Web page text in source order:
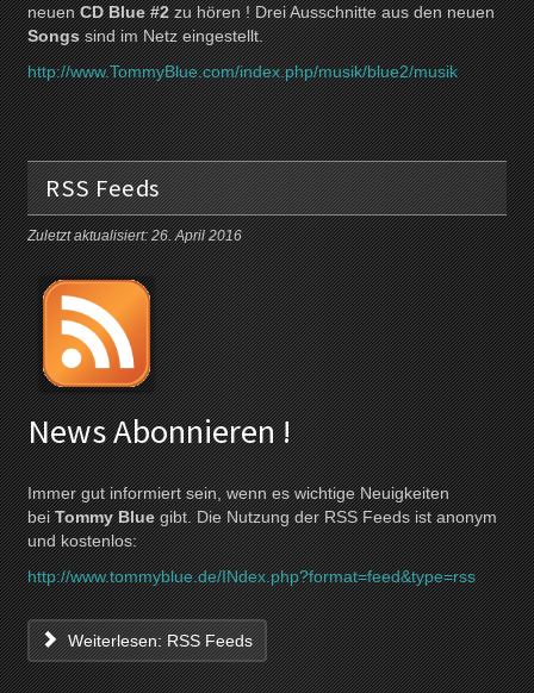
neuenCD Blue #2zu hören ! Drei Ausschnitte aus den neuen
Songssind im Netz eingestellt.
http://www.TommyBlue.com/index.php/musik/blue2/musik
RSS Feeds
Zuletzt aktualisiert: 26. April 2016
News Abonnieren !
Immer gut informiert sein, wenn es wichtige Neuigkeiten
beiTommy Bluegibt. Die Nutzung der RSS Feeds ist anonym
und kostenlos:
http://www.tommyblue.de/INdex.php?format=feed&type=rss
Weiterlesen: RSS Feeds